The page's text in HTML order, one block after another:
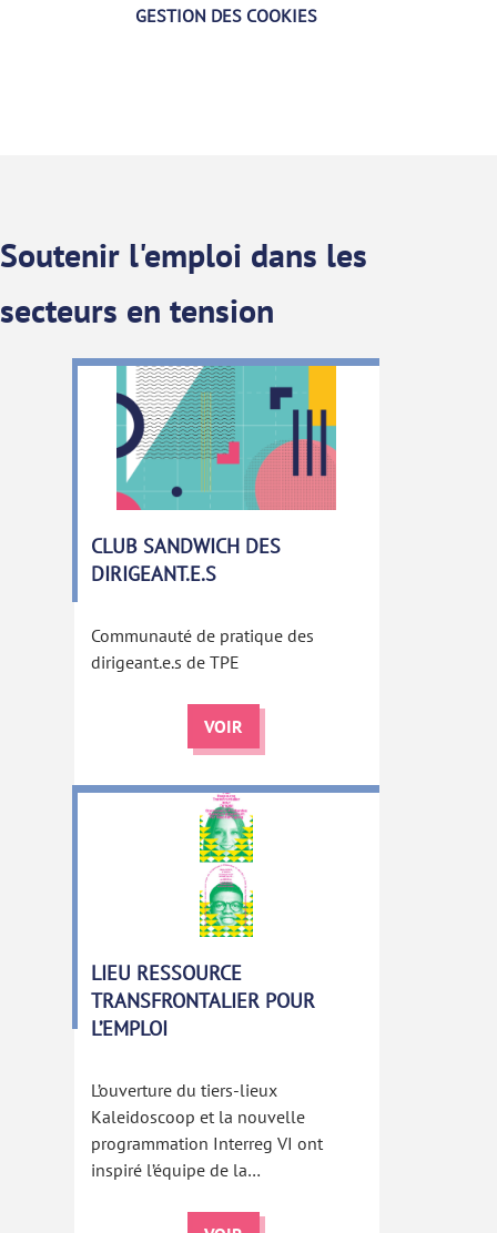
GESTION DES COOKIES
Soutenir l'emploi dans les
secteurs en tension
CLUB SANDWICH DES
DIRIGEANT.E.S
Communauté de pratique des
dirigeant.e.s de TPE
VOIR
LIEU RESSOURCE
TRANSFRONTALIER POUR
L’EMPLOI
L’ouverture du tiers-lieux
Kaleidoscoop et la nouvelle
programmation Interreg VI ont
inspiré l’équipe de la…